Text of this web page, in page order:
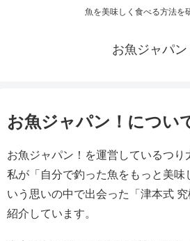
魚を美味しく食べる方法を
お魚ジャパン
お魚ジャパン！につい
お魚ジャパン！を運営しているつり
私が「自分で釣った魚をもっと美味
いう思いの中で出会った「津本式
紹介しています。